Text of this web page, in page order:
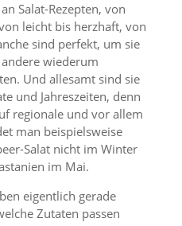
Salat-Rezepten, von
leicht bis herzhaft, von
sind perfekt, um sie
wiederum
Und allesamt sind sie
und Jahreszeiten, denn
regionale und vor allem
man beispielsweise
Salat nicht im Winter
im Mai.
eigentlich gerade
Zutaten passen